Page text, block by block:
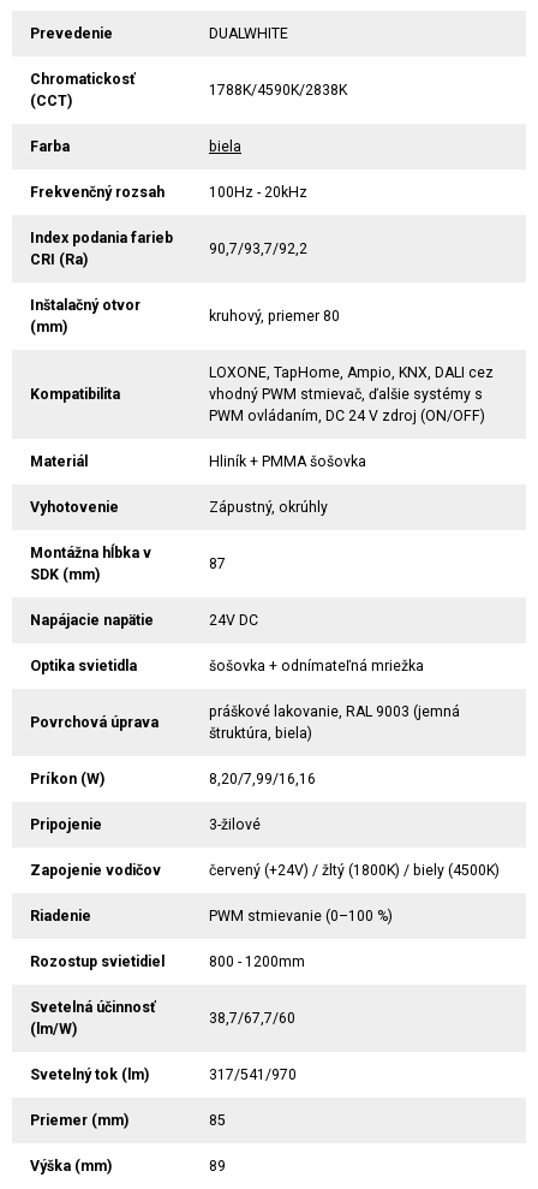
Prevedenie DUALWHITE
Chromatickosť
(CCT)
1788K/4590K/2838K
Farba biela
Frekvenčný rozsah 100Hz - 20kHz
Index podania farieb
CRI (Ra)
90,7/93,7/92,2
Inštalačný otvor
(mm)
kruhový, priemer 80
Kompatibilita
LOXONE, TapHome, Ampio, KNX, DALI cez
vhodný PWM stmievač, ďalšie systémy s
PWM ovládaním, DC 24 V zdroj (ON/OFF)
Materiál Hliník + PMMA šošovka
Vyhotovenie Zápustný, okrúhly
Montážna hĺbka v
SDK (mm)
87
Napájacie napätie 24V DC
Optika svietidla šošovka + odnímateľná mriežka
Povrchová úprava
práškové lakovanie, RAL 9003 (jemná
štruktúra, biela)
Príkon (W) 8,20/7,99/16,16
Pripojenie 3-žilové
Zapojenie vodičov červený (+24V) / žltý (1800K) / biely (4500K)
Riadenie PWM stmievanie (0–100 %)
Rozostup svietidiel 800 - 1200mm
Svetelná účinnosť
(lm/W)
38,7/67,7/60
Svetelný tok (lm) 317/541/970
Priemer (mm) 85
Výška (mm) 89